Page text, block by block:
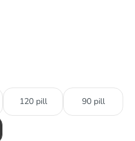
120 pill 90 pill